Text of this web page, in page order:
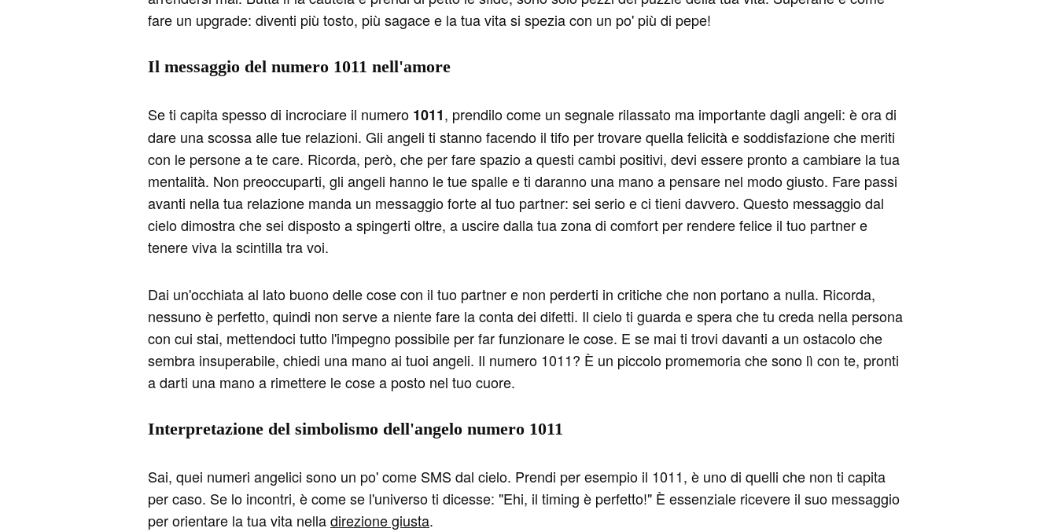
fare un upgrade: diventi più tosto, più sagace e la tua vita si spezia con un po' più di pepe!
Il messaggio del numero 1011 nell'amore
Se ti capita spesso di incrociare il numero 1011, prendilo come un segnale rilassato ma importante dagli angeli: è ora di
dare una scossa alle tue relazioni. Gli angeli ti stanno facendo il tifo per trovare quella felicità e soddisfazione che meriti
con le persone a te care. Ricorda, però, che per fare spazio a questi cambi positivi, devi essere pronto a cambiare la tua
mentalità. Non preoccuparti, gli angeli hanno le tue spalle e ti daranno una mano a pensare nel modo giusto. Fare passi
avanti nella tua relazione manda un messaggio forte al tuo partner: sei serio e ci tieni davvero. Questo messaggio dal
cielo dimostra che sei disposto a spingerti oltre, a uscire dalla tua zona di comfort per rendere felice il tuo partner e
tenere viva la scintilla tra voi.
Dai un'occhiata al lato buono delle cose con il tuo partner e non perderti in critiche che non portano a nulla. Ricorda,
nessuno è perfetto, quindi non serve a niente fare la conta dei difetti. Il cielo ti guarda e spera che tu creda nella persona
con cui stai, mettendoci tutto l'impegno possibile per far funzionare le cose. E se mai ti trovi davanti a un ostacolo che
sembra insuperabile, chiedi una mano ai tuoi angeli. Il numero 1011? È un piccolo promemoria che sono lì con te, pronti
a darti una mano a rimettere le cose a posto nel tuo cuore.
Interpretazione del simbolismo dell'angelo numero 1011
Sai, quei numeri angelici sono un po' come SMS dal cielo. Prendi per esempio il 1011, è uno di quelli che non ti capita
per caso. Se lo incontri, è come se l'universo ti dicesse: "Ehi, il timing è perfetto!" È essenziale ricevere il suo messaggio
per orientare la tua vita nelladirezione giusta.